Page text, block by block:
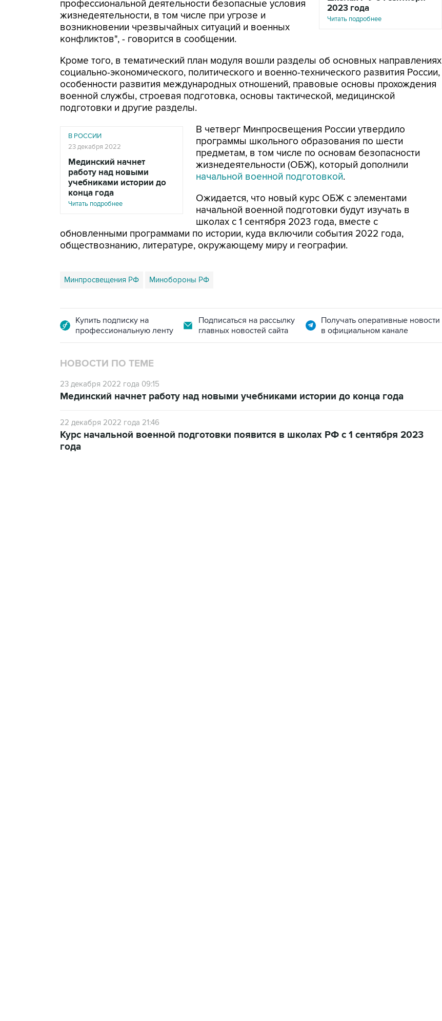
2023 года
Читать подробнее
профессиональной деятельности безопасные условия
жизнедеятельности, в том числе при угрозе и
возникновении чрезвычайных ситуаций и военных
конфликтов", - говорится в сообщении.
Кроме того, в тематический план модуля вошли разделы об основных направлениях
социально-экономического, политического и военно-технического развития России,
особенности развития международных отношений, правовые основы прохождения
военной службы, строевая подготовка, основы тактической, медицинской
подготовки и другие разделы.
В РОССИИ
23 декабря 2022
Мединский начнет
работу над новыми
учебниками истории до
конца года
Читать подробнее
В четверг Минпросвещения России утвердило
программы школьного образования по шести
предметам, в том числе по основам безопасности
жизнедеятельности (ОБЖ), который дополнили
начальной военной подготовкой.
Ожидается, что новый курс ОБЖ с элементами
начальной военной подготовки будут изучать в
школах с 1 сентября 2023 года, вместе с
обновленными программами по истории, куда включили события 2022 года,
обществознанию, литературе, окружающему миру и географии.
Минпросвещения РФ Минобороны РФ
Купить подписку на
профессиональную ленту
Подписаться на рассылку
главных новостей сайта
Получать оперативные новости
в официальном канале
НОВОСТИ ПО ТЕМЕ
23 декабря 2022 года 09:15
Мединский начнет работу над новыми учебниками истории до конца года
22 декабря 2022 года 21:46
Курс начальной военной подготовки появится в школах РФ с 1 сентября 2023
года